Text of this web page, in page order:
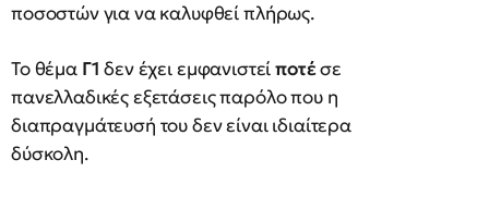
ποσοστών για να καλυφθεί πλήρως.
Το θέμα Γ1δεν έχει εμφανιστείποτέσε
πανελλαδικές εξετάσεις παρόλο που η
διαπραγμάτευσή του δεν είναι ιδιαίτερα
δύσκολη.